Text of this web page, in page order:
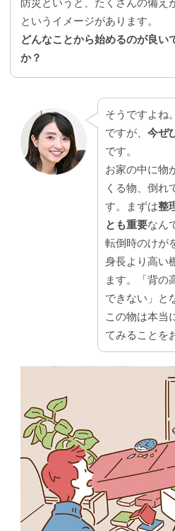
防災というと、たくさんの備え
というイメージがあります。
どんなことから始めるのが良い
か？
そうですよね
ですが、 今ぜ
です。
お家の中に物
くる物、倒れ
す。まずは整
とも重要なん
転倒時のけが
身長より高い
ます。「背の
できない」と
この物は本当
てみることを